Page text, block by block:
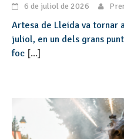
6 de juliol de 2026
Artesa de Lleida va tornar
juliol, en un dels grans
foc [...]